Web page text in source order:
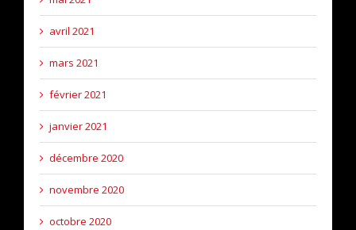
avril 2021
mars 2021
février 2021
janvier 2021
décembre 2020
novembre 2020
octobre 2020